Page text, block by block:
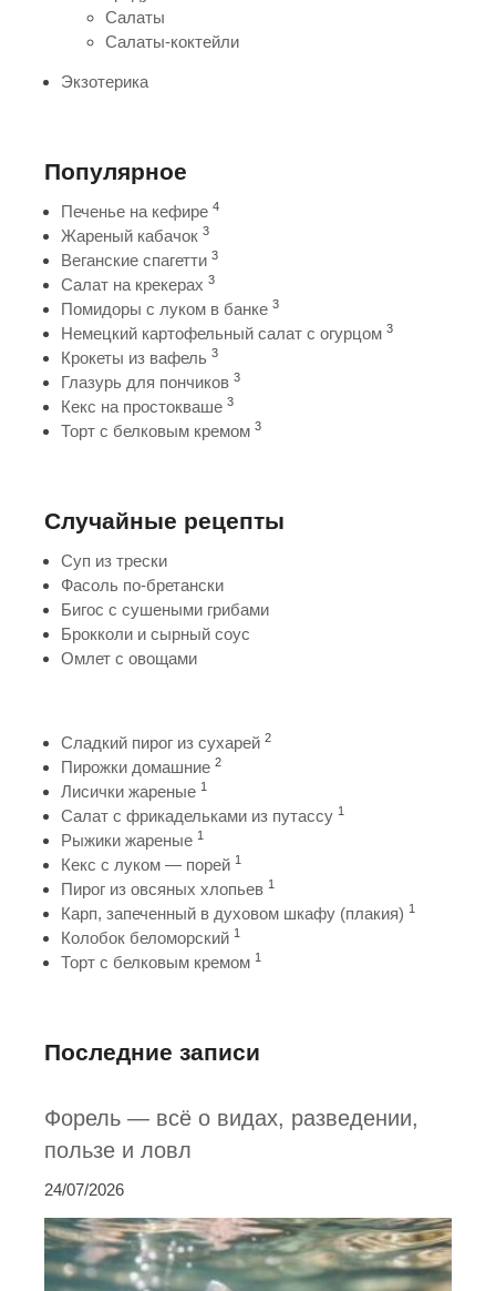
Салаты
Салаты-коктейли
Экзотерика
Популярное
Печенье на кефире 4
Жареный кабачок 3
Веганские спагетти 3
Салат на крекерах 3
Помидоры с луком в банке 3
Немецкий картофельный салат с огурцом 3
Крокеты из вафель 3
Глазурь для пончиков 3
Кекс на простокваше 3
Торт с белковым кремом 3
Случайные рецепты
Суп из трески
Фасоль по-бретански
Бигос с сушеными грибами
Брокколи и сырный соус
Омлет с овощами
Сладкий пирог из сухарей 2
Пирожки домашние 2
Лисички жареные 1
Салат с фрикадельками из путассу 1
Рыжики жареные 1
Кекс с луком — порей 1
Пирог из овсяных хлопьев 1
Карп, запеченный в духовом шкафу (плакия) 1
Колобок беломорский 1
Торт с белковым кремом 1
Последние записи
Форель — всё о видах, разведении,
пользе и ловл
24/07/2026